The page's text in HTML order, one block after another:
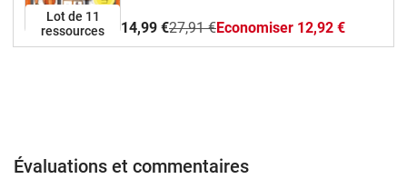
Lot de 11
ressources
14,99 €27,91 €Economiser 12,92 €
Évaluations et commentaires